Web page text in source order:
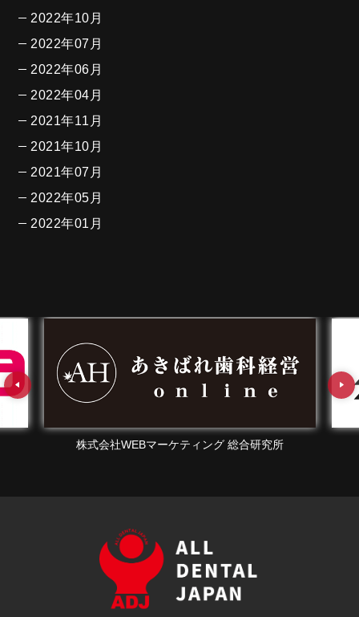
2022年10月
2022年07月
2022年06月
2022年04月
2021年11月
2021年10月
2021年07月
2022年05月
2022年01月
マーケティング 総合研究所 株式会社エフェク